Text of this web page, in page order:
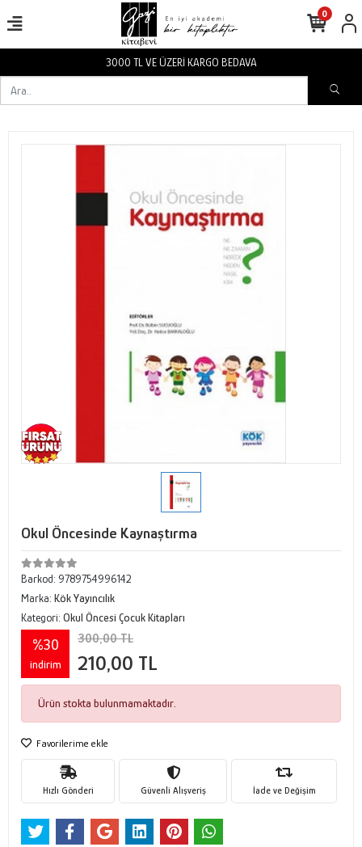
3000 TL VE ÜZERİ KARGO BEDAVA
0
Okul Öncesinde Kaynaştırma
Barkod: 9789754996142
Marka: Kök Yayıncılık
Kategori: Okul Öncesi Çocuk Kitapları
%30
indirim
300,00 TL
210,00 TL
Ürün stokta bulunmamaktadır.
Favorilerime ekle
Hızlı Gönderi Güvenli Alışveriş İade ve Değişim